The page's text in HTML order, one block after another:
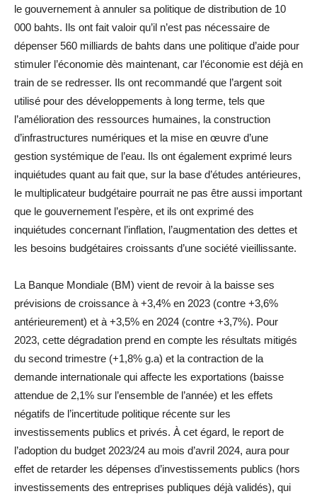
le gouvernement à annuler sa politique de distribution de 10
000 bahts. Ils ont fait valoir qu’il n’est pas nécessaire de
dépenser 560 milliards de bahts dans une politique d’aide pour
stimuler l’économie dès maintenant, car l’économie est déjà en
train de se redresser. Ils ont recommandé que l’argent soit
utilisé pour des développements à long terme, tels que
l’amélioration des ressources humaines, la construction
d’infrastructures numériques et la mise en œuvre d’une
gestion systémique de l’eau. Ils ont également exprimé leurs
inquiétudes quant au fait que, sur la base d’études antérieures,
le multiplicateur budgétaire pourrait ne pas être aussi important
que le gouvernement l’espère, et ils ont exprimé des
inquiétudes concernant l’inflation, l’augmentation des dettes et
les besoins budgétaires croissants d’une société vieillissante.
La Banque Mondiale (BM) vient de revoir à la baisse ses
prévisions de croissance à +3,4% en 2023 (contre +3,6%
antérieurement) et à +3,5% en 2024 (contre +3,7%). Pour
2023, cette dégradation prend en compte les résultats mitigés
du second trimestre (+1,8% g.a) et la contraction de la
demande internationale qui affecte les exportations (baisse
attendue de 2,1% sur l’ensemble de l’année) et les effets
négatifs de l’incertitude politique récente sur les
investissements publics et privés. À cet égard, le report de
l’adoption du budget 2023/24 au mois d’avril 2024, aura pour
effet de retarder les dépenses d’investissements publics (hors
investissements des entreprises publiques déjà validés), qui